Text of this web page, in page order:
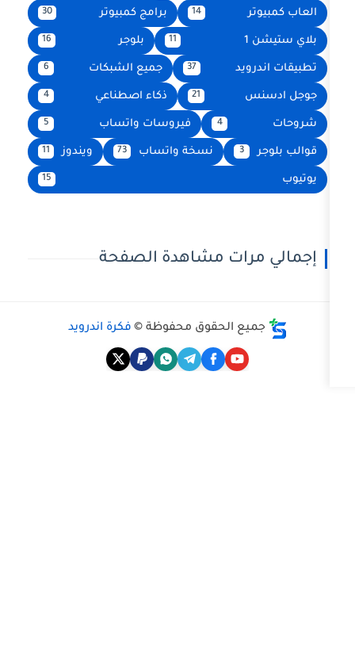
14 برامج كمبيوتر 30
11 بلوجر 16
37 جميع الشبكات 6
21 ذكاء اصطناعي 4
4 فيروسات واتساب 5
نسخة واتساب 73 ويندوز 11
مشاهدة الصفحة
الحقوق محفوظة © فكرة اندرويد